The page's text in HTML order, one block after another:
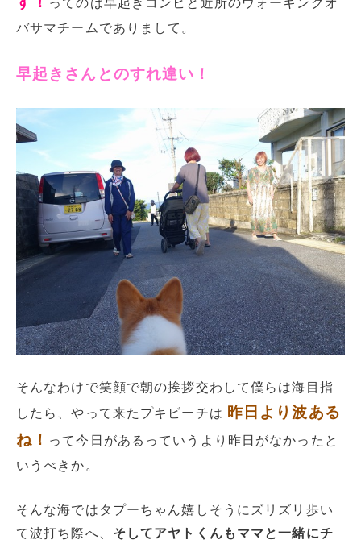
ってのは早起きコンビと近所のウォーキングオ
バサマチームでありまして。
早起きさんとのすれ違い！
そんなわけで笑顔で朝の挨拶交わして僕らは海目指
したら、やって来たプキビーチは 昨日より波ある
ね！ って今日があるっていうより昨日がなかったと
いうべきか。
そんな海ではタプーちゃん嬉しそうにズリズリ歩い
て波打ち際へ、 そしてアヤトくんもママと一緒にチ